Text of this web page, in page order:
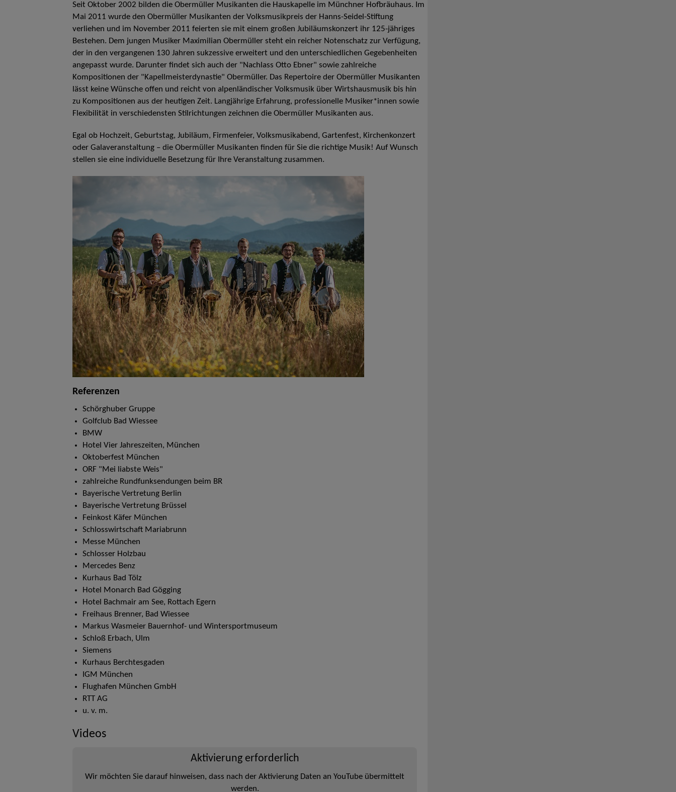
Seit Oktober 2002 bilden die Obermüller Musikanten die Hauskapelle im Münchner Hofbräuhaus. Im
Mai 2011 wurde den Obermüller Musikanten der Volksmusikpreis der Hanns-Seidel-Stiftung
verliehen und im November 2011 feierten sie mit einem großen Jubiläumskonzert ihr 125-jähriges
Bestehen. Dem jungen Musiker Maximilian Obermüller steht ein reicher Notenschatz zur Verfügung,
der in den vergangenen 130 Jahren sukzessive erweitert und den unterschiedlichen Gegebenheiten
angepasst wurde. Darunter findet sich auch der "Nachlass Otto Ebner" sowie zahlreiche
Kompositionen der "Kapellmeisterdynastie" Obermüller. Das Repertoire der Obermüller Musikanten
lässt keine Wünsche offen und reicht von alpenländischer Volksmusik über Wirtshausmusik bis hin
zu Kompositionen aus der heutigen Zeit. Langjährige Erfahrung, professionelle Musiker*innen sowie
Flexibilität in verschiedensten Stilrichtungen zeichnen die Obermüller Musikanten aus.
Egal ob Hochzeit, Geburtstag, Jubiläum, Firmenfeier, Volksmusikabend, Gartenfest, Kirchenkonzert
oder Galaveranstaltung – die Obermüller Musikanten finden für Sie die richtige Musik! Auf Wunsch
stellen sie eine individuelle Besetzung für Ihre Veranstaltung zusammen.
Referenzen
Schörghuber Gruppe
Golfclub Bad Wiessee
BMW
Hotel Vier Jahreszeiten, München
Oktoberfest München
ORF "Mei liabste Weis"
zahlreiche Rundfunksendungen beim BR
Bayerische Vertretung Berlin
Bayerische Vertretung Brüssel
Feinkost Käfer München
Schlosswirtschaft Mariabrunn
Messe München
Schlosser Holzbau
Mercedes Benz
Kurhaus Bad Tölz
Hotel Monarch Bad Gögging
Hotel Bachmair am See, Rottach Egern
Freihaus Brenner, Bad Wiessee
Markus Wasmeier Bauernhof- und Wintersportmuseum
Schloß Erbach, Ulm
Siemens
Kurhaus Berchtesgaden
IGM München
Flughafen München GmbH
RTT AG
u. v. m.
Videos
Aktivierung erforderlich
Wir möchten Sie darauf hinweisen, dass nach der Aktivierung Daten an YouTube übermittelt
werden.